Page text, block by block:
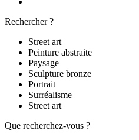
Rechercher ?
Street art
Peinture abstraite
Paysage
Sculpture bronze
Portrait
Surréalisme
Street art
Que recherchez-vous ?